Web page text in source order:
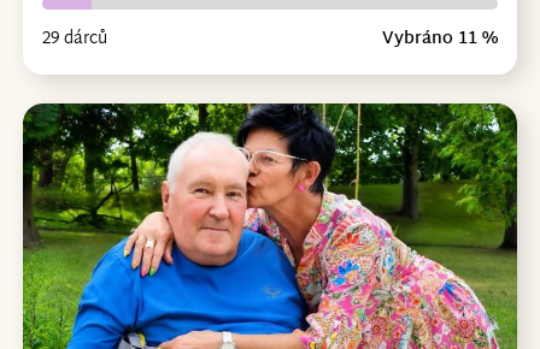
29 dárců Vybráno 11 %